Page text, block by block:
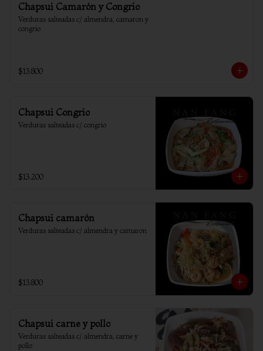
Chapsui Camarón y Congrio
Verduras salteadas c/ almendra, camaron y
congrio
$13.800
Chapsui Congrio
Verduras salteadas c/ congrio
$13.200
Chapsui camarón
Verduras salteadas c/ almendra y camaron
$13.800
Chapsui carne y pollo
Verduras salteadas c/ almendra, carne y
pollo